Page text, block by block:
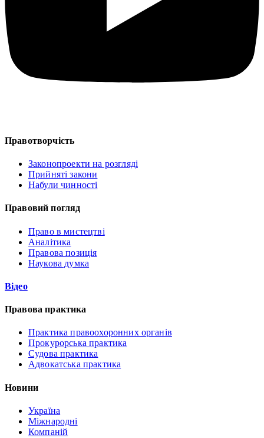
Правотворчість
Законопроекти на розгляді
Прийняті закони
Набули чинності
Правовий погляд
Право в мистецтві
Аналітика
Правова позиція
Наукова думка
Відео
Правова практика
Практика правоохоронних органів
Прокурорська практика
Судова практика
Адвокатська практика
Новини
Україна
Міжнародні
Компаній